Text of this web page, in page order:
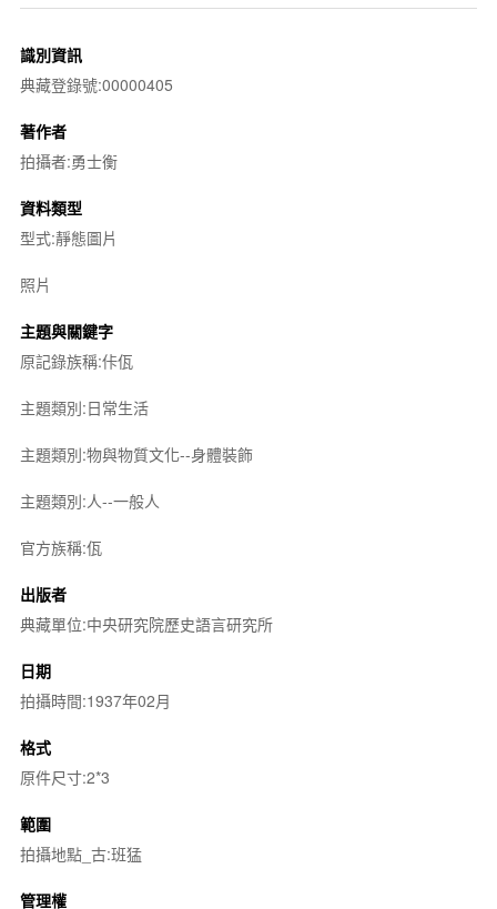
識別資訊
典藏登錄號:00000405
著作者
拍攝者:勇士衡
資料類型
型式:靜態圖片
照片
主題與關鍵字
原記錄族稱:佧佤
主題類別:日常生活
主題類別:物與物質文化--身體裝飾
主題類別:人--一般人
官方族稱:佤
出版者
典藏單位:中央研究院歷史語言研究所
日期
拍攝時間:1937年02月
格式
原件尺寸:2*3
範圍
拍攝地點_古:班猛
管理權